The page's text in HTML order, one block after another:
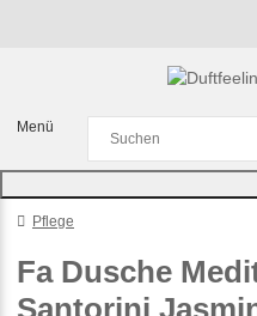
Menü
Pflege
Fa Dusche
Santorini